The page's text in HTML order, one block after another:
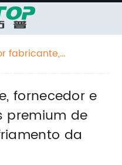
fabricante,
e
da China
fornecedor e
premium de
da